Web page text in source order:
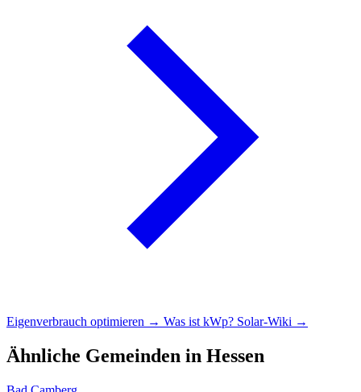
Eigenverbrauch optimieren → Was ist kWp? Solar-Wiki →
Ähnliche Gemeinden in Hessen